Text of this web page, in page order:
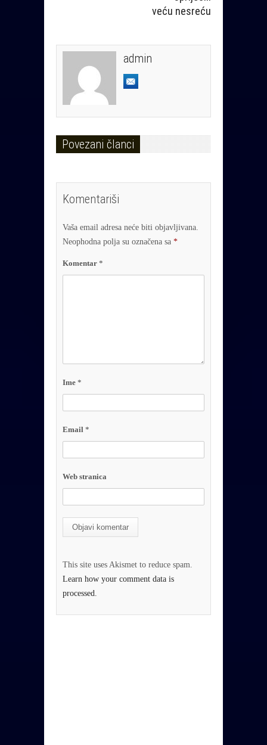
veću nesreću
admin
Povezani članci
Komentariši
Vaša email adresa neće biti objavljivana.
Neophodna polja su označena sa *
Komentar *
Ime *
Email *
Web stranica
This site uses Akismet to reduce spam.
Learn how your comment data is
processed.